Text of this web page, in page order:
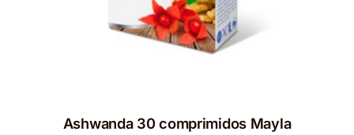
Ashwanda 30 comprimidos Mayla